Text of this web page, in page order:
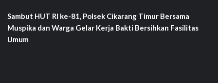
Sambut HUT RI ke-81, Polsek Cikarang Timur Bersama
Muspika dan Warga Gelar Kerja Bakti Bersihkan Fasilitas
Umum